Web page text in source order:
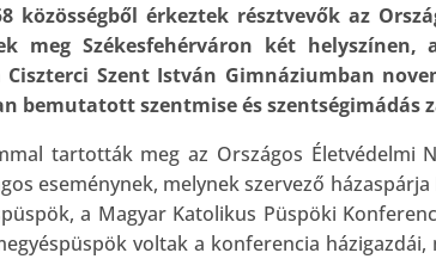
közösségből érkeztek résztvevők az
meg Székesfehérváron két
Ciszterci Szent István Gimnáziumban
bemutatott szentmise és szentségimádás
tartották meg az Országos Életvédelmi
eseménynek, melynek szervező
a Magyar Katolikus Püspöki
voltak a konferencia